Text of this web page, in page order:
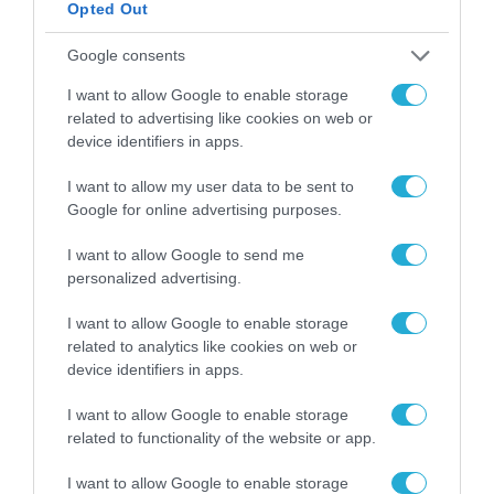
Opted Out
Google consents
I want to allow Google to enable storage
related to advertising like cookies on web or
device identifiers in apps.
I want to allow my user data to be sent to
Google for online advertising purposes.
I want to allow Google to send me
personalized advertising.
I want to allow Google to enable storage
related to analytics like cookies on web or
device identifiers in apps.
I want to allow Google to enable storage
related to functionality of the website or app.
I want to allow Google to enable storage
ΑΝΤΩΝΗΣ ΧΑΤΖΗΜΩΥΣΗΣ:
«ΣΤΗ ΦΙΛΟΣΟΦΙΑ ΕΙΜΑΣΤΕ
ΟΛΟΙ ΕΡΑΣΙΤΕΧΝΕΣ»
αρχές του μήνα, πριν από λίγες μέρες είναι και «Η Φιλοσοφία
των Συναισθημάτων» με διδάσκοντα τον καθηγητή
Σύγχρονης Φιλοσοφίας Αντώνη Χατζημωυσή. Θυμηθήκαμε
ότι στα τέλη Ιανουαρίου του 2018 είχαμε κάνει με τον
κ.Χατζημωυσή μια συζήτηση στον Amagi. Την ξανακούσαμε
και μας άρεσε πολύ. Ο κ.Χατζημωυσής […]
Τρίτη 04 Μαρτίου 2025
01:18:00
ΞΕΝΟΦΩΝ ΚΑΠΠΑΣ: «Η